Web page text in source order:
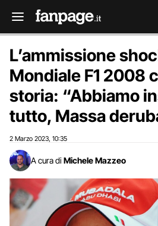
L’ammissione
Mondiale F1 2008
storia: “Abbiamo
tutto, Massa
2 Marzo 2023 10:35
A cura di Michele Mazzeo